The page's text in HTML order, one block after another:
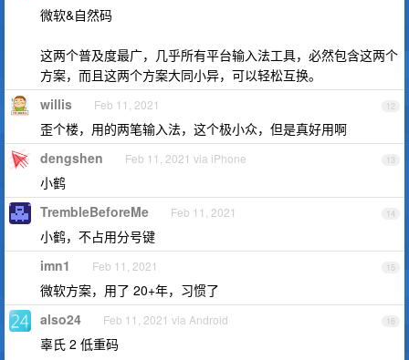
微软&自然码
这两个普及度最广，几乎所有平台输入法工具，必然包含这两个
方案，而且这两个方案大同小异，可以轻松互换。
12
willis Feb 11, 2021
歪个楼，用的两笔输入法，这个极小众，但是真好用啊
13
dengshen Feb 11, 2021 via iPhone
小鹤
14
TrembleBeforeMe Feb 11, 2021
小鹤，不占用分号键
15
imn1 Feb 11, 2021
微软方案，用了 20+年，习惯了
16
also24 Feb 11, 2021 via Android
辜氏 2 低重码